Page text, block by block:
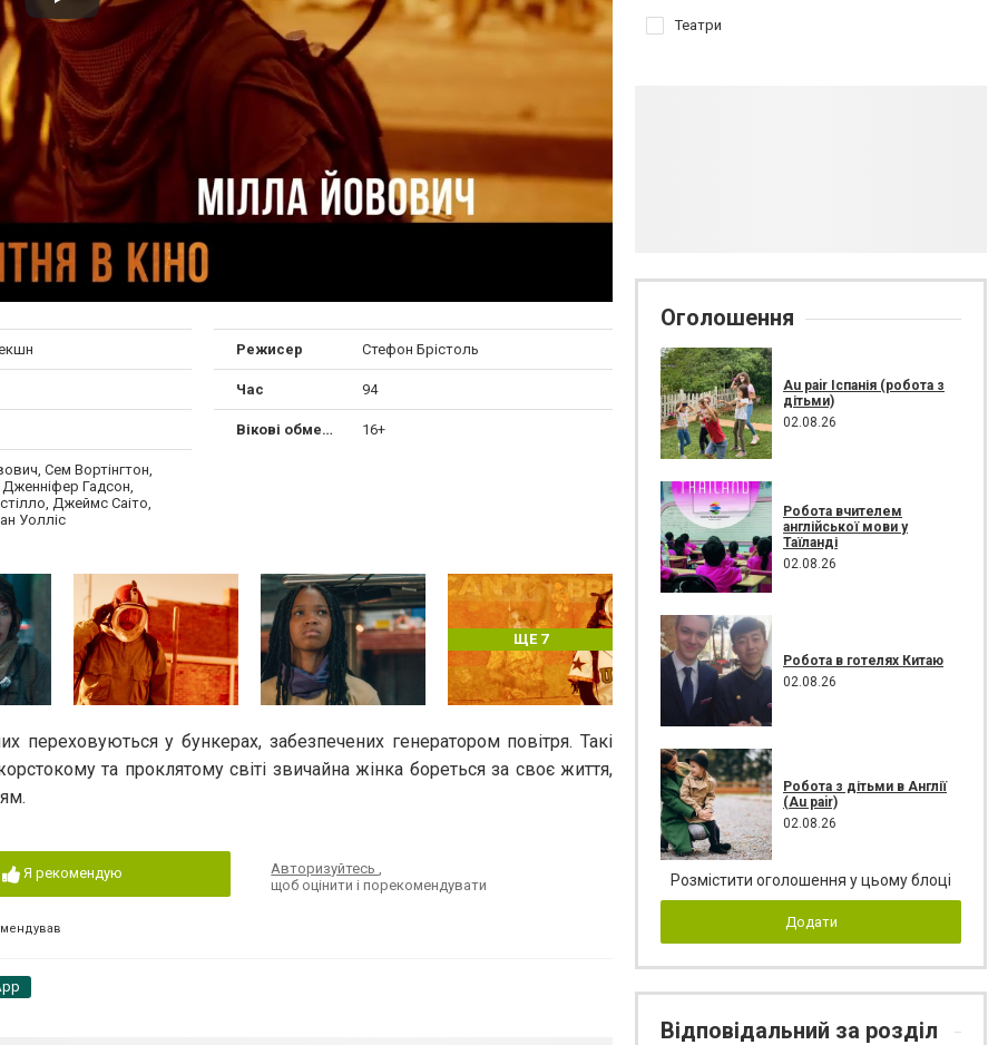
Сем Вортінгтон,
Гадсон,
Джеймс Саіто,
Уолліс
Режисер Стефон Брістоль
Час 94
Вікові обмеження 16+
ЩЕ 7
переховуються у бункерах, забезпечених генератором повітря. Такі
та проклятому світі звичайна жінка бореться за своє життя,
Я рекомендую Авторизуйтесь,
щоб оцінити і порекомендувати
Театри
Оголошення
Au pair Іспанія (робота з
дітьми)
02.08.26
Робота вчителем
англійської мови у
Таїланді
02.08.26
Робота в готелях Китаю
02.08.26
Робота з дітьми в Англії
(Au pair)
02.08.26
Розмістити оголошення у цьому блоці
Додати
Відповідальний за розділ